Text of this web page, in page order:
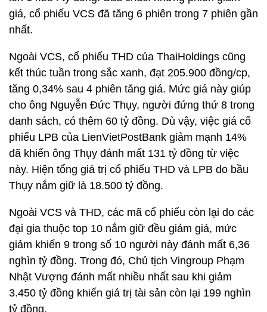
giá, cổ phiếu VCS đã tăng 6 phiên trong 7 phiên gần
nhất.
Ngoài VCS, cổ phiếu THD của ThaiHoldings cũng
kết thúc tuần trong sắc xanh, đạt 205.900 đồng/cp,
tăng 0,34% sau 4 phiên tăng giá. Mức giá này giúp
cho ông Nguyễn Đức Thụy, người đứng thứ 8 trong
danh sách, có thêm 60 tỷ đồng. Dù vậy, việc giá cổ
phiếu LPB của LienVietPostBank giảm mạnh 14%
đã khiến ông Thụy đánh mất 131 tỷ đồng từ việc
này. Hiện tổng giá trị cổ phiếu THD và LPB do bầu
Thụy nắm giữ là 18.500 tỷ đồng.
Ngoài VCS và THD, các mã cổ phiếu còn lại do các
đại gia thuộc top 10 nắm giữ đều giảm giá, mức
giảm khiến 9 trong số 10 người này đánh mất 6,36
nghìn tỷ đồng. Trong đó, Chủ tịch Vingroup Phạm
Nhật Vượng đánh mất nhiều nhất sau khi giảm
3.450 tỷ đồng khiến giá trị tài sản còn lại 199 nghìn
tỷ đồng.